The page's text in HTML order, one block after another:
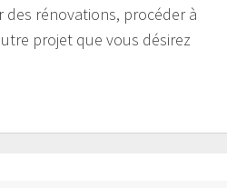
rénovations, procéder à
projet que vous désirez